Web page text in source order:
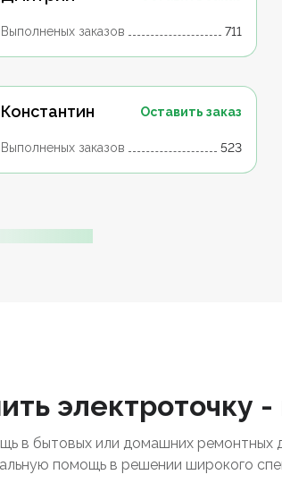
Выполненых заказов 711
Константин Оставить заказ
Выполненых заказов 523
электроточку
в бытовых или домашних ремонтных
помощь в решении широкого